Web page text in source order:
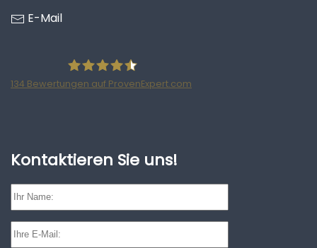
E-Mail
134 Bewertungen auf ProvenExpert.com
Kontaktieren Sie uns!